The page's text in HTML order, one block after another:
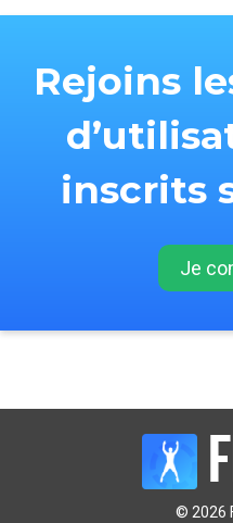
Rejoins
inscrits
Je
© 2026